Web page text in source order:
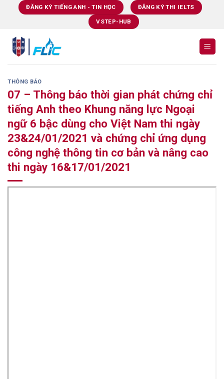
ĐĂNG KÝ TIẾNG ANH - TIN HỌC ĐĂNG KÝ THI IELTS
VSTEP-HUB
THÔNG BÁO
07 – Thông báo thời gian phát chứng chỉ
tiếng Anh theo Khung năng lực Ngoại
ngữ 6 bậc dùng cho Việt Nam thi ngày
23&24/01/2021 và chứng chỉ ứng dụng
công nghệ thông tin cơ bản và nâng cao
thi ngày 16&17/01/2021